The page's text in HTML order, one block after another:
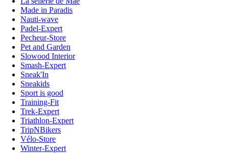
Made in Paradis
Nauti-wave
Padel-Expert
Pecheur-Store
Pet and Garden
Slowood Interior
Smash-Expert
Sneak'In
Sneakids
Sport is good
Training-Fit
Trek-Expert
Triathlon-Expert
TripNBikers
Vélo-Store
Winter-Expert